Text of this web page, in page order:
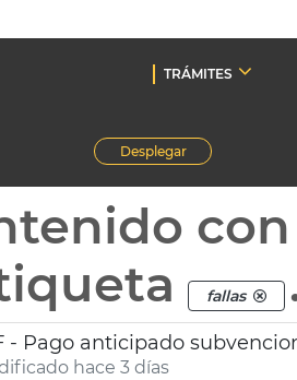
TRÁMITES
Desplegar
fallas
- Pago anticipado
hace 3 días